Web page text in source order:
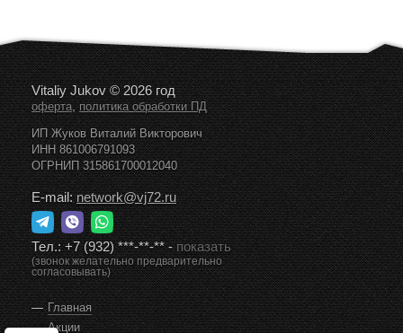
Vitaliy Jukov © 2026 год
оферта,политика обработки ПД
ИП Жуков Виталий Викторович
ИНН 861006791093
ОГРНИП 315861700012040
E-mail:network@vj72.ru
Тел.:+7 (932) ***-**-**-показать
(звонок желательно предварительно
согласовывать)
Главная
Акции